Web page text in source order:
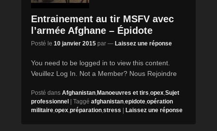
Entrainement au tir MSFV avec
l’armée Afghane – Épidote
Posté le 10 janvier 2015 par — Laissez une réponse
You need to be logged in to view this content.
Veuillez Log In. Not a Member? Nous Rejoindre
Posté dans Afghanistan,Manoeuvres et tirs,opex,Sujet
professionnel
Taggé afghanistan,epidote,opération
militaire,opex,préparation,stress Laissez une réponse